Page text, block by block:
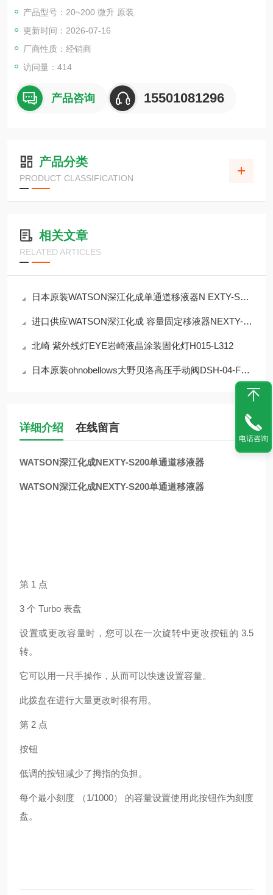
产品型号：20~200 微升 原装
更新时间：2026-07-16
厂商性质：经销商
访问量：414
产品咨询 15501081296
产品分类
PRODUCT CLASSIFICATION
相关文章
RELATED ARTICLES
日本原装WATSON深江化成单通道移液器N EXTY-S20 2~20 微升
进口供应WATSON深江化成 容量固定移液器NEXTY-F200 200μL
北崎 紫外线灯EYE岩崎液晶涂装固化灯H015-L312
日本原装ohnobellows大野贝洛高压手动阀DSH-04-FRG-316L-EP
详细介绍 在线留言
WATSON深江化成NEXTY-S200单通道移液器
WATSON深江化成NEXTY-S200单通道移液器
第 1 点
3 个 Turbo 表盘
设置或更改容量时，您可以在一次旋转中更改按钮的 3.5
转。
它可以用一只手操作，从而可以快速设置容量。
此拨盘在进行大量更改时很有用。
第 2 点
按钮
低调的按钮减少了拇指的负担。
每个最小刻度 （1/1000） 的容量设置使用此按钮作为刻度
盘。
电话咨询